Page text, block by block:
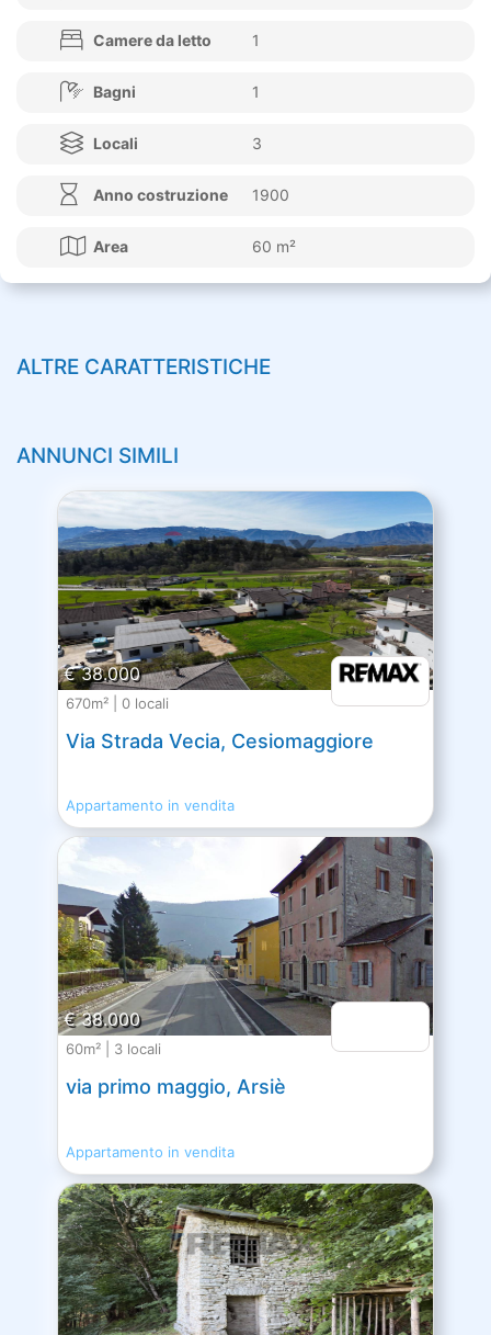
Camere da letto 1
Bagni 1
Locali 3
Anno costruzione 1900
Area 60 m²
ALTRE CARATTERISTICHE
ANNUNCI SIMILI
€ 38.000
670m² | 0 locali
Via Strada Vecia, Cesiomaggiore
Appartamento in vendita
€ 38.000
60m² | 3 locali
via primo maggio, Arsiè
Appartamento in vendita